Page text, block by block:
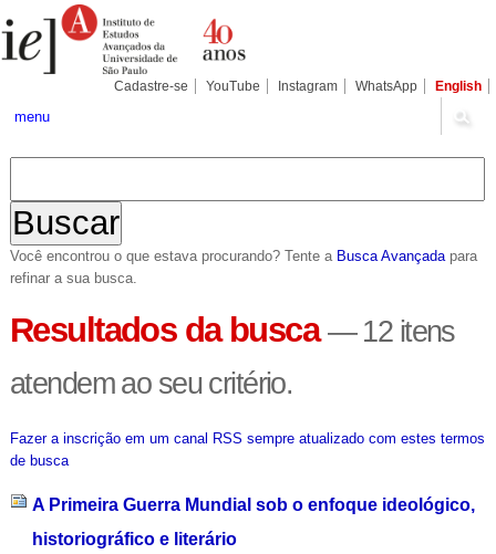
para
conteúdo.
Pessoais
Cadastre-se YouTube Instagram WhatsApp English
menu
Você encontrou o que estava procurando? Tente a Busca Avançada para
refinar a sua busca.
Resultados da busca — 12 itens
atendem ao seu critério.
Fazer a inscrição em um canal RSS sempre atualizado com estes termos
de busca
A Primeira Guerra Mundial sob o enfoque ideológico,
historiográfico e literário